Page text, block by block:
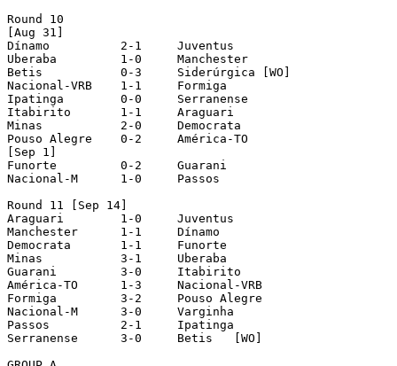
Round 10
[Aug 31]
Dínamo		2-1	Juventus
Uberaba		1-0	Manchester
Betis		0-3	Siderúrgica [WO]
Nacional-VRB	1-1	Formiga
Ipatinga	0-0	Serranense
Itabirito	1-1	Araguari
Minas		2-0	Democrata
Pouso Alegre	0-2	América-TO
[Sep 1]
Funorte		0-2	Guarani
Nacional-M	1-0	Passos
Round 11 [Sep 14]
Araguari	1-0	Juventus
Manchester	1-1	Dínamo
Democrata	1-1	Funorte
Minas		3-1	Uberaba
Guarani		3-0	Itabirito
América-TO	1-3	Nacional-VRB
Formiga		3-2	Pouso Alegre
Nacional-M	3-0	Varginha
Passos		2-1	Ipatinga
Serranense	3-0	Betis   [WO]